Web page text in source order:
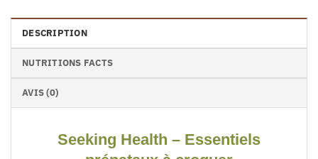
DESCRIPTION
NUTRITIONS FACTS
AVIS (0)
Seeking Health – Essentiels